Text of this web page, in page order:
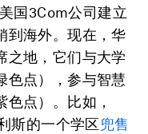
国3Com公司建立
到海外。现在，华
之地，它们与大学
色点），参与智慧
点）。比如，
斯的一个学区兜售